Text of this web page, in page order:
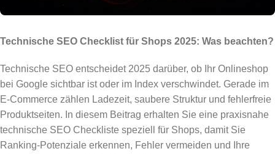
Technische SEO Checklist für Shops 2025: Was beachten?
Technische SEO entscheidet 2025 darüber, ob Ihr Onlineshop
bei Google sichtbar ist oder im Index verschwindet. Gerade im
E-Commerce zählen Ladezeit, saubere Struktur und fehlerfreie
Produktseiten. In diesem Beitrag erhalten Sie eine praxisnahe
technische SEO Checkliste speziell für Shops, damit Sie
Ranking-Potenziale erkennen, Fehler vermeiden und Ihre